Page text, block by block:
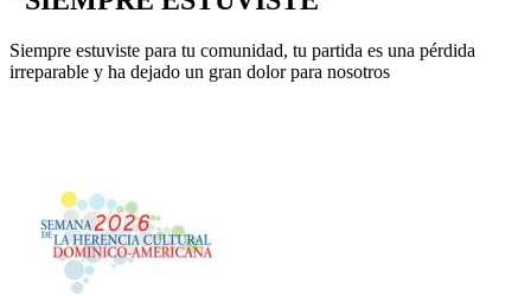
Siempre estuviste para tu comunidad, tu partida es una pérdida
irreparable y ha dejado un gran dolor para nosotros